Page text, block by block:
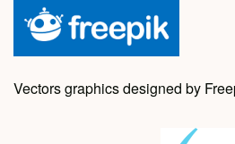
Vectors graphics designed by